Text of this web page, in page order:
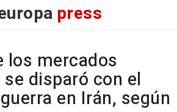
press
los mercados
disparó con el
en Irán, según